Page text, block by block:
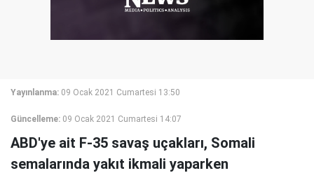
Yayınlanma: 09 Ocak 2021 Cumartesi 13:50
Güncelleme: 09 Ocak 2021 Cumartesi 14:07
ABD'ye ait F-35 savaş uçakları, Somali
semalarında yakıt ikmali yaparken